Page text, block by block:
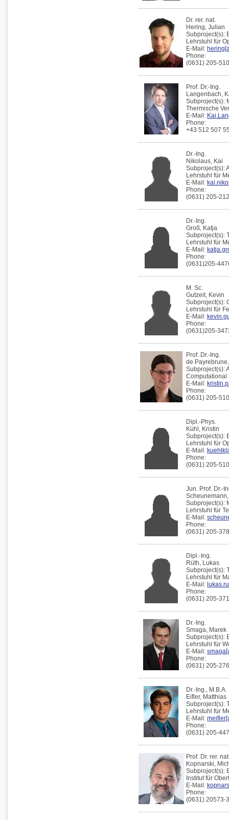
Dr. rer. nat.
Hering, Julian
Subproject(s):
Lehrstuhl für
E-Mail:
Phone:
(0631) 205-
Prof. Dr.-Ing.
Langenbach,
Subproject(s):
Thermische
E-Mail:
Phone:
+43 512 507
Dr.-Ing.
Nikolaus, Kai
Subproject(s):
Lehrstuhl für
E-Mail:
Phone:
(0631) 205-
Dr.-Ing.
Groß, Katja
Subproject(s):
Lehrstuhl für
E-Mail:
Phone:
(0631)205-
M. Sc.
Gutzeit, Kevin
Subproject(s):
Lehrstuhl für
E-Mail:
Phone:
(0631)205-
Prof. Dr.-Ing.
de
Subproject(s):
Computational
E-Mail:
Phone:
(0631) 205-
Dipl.-Phys.
Kühl, Kristin
Subproject(s):
Lehrstuhl für
E-Mail:
Phone:
(0631) 205-
Jun. Prof. Dr.-
Subproject(s):
Lehrstuhl für
E-Mail:
Phone:
(0631) 205-
Dipl.-Ing.
Rüth, Lukas
Subproject(s):
Lehrstuhl für
E-Mail:
Phone:
(0631) 205-
Dr.-Ing.
Smaga, Marek
Subproject(s):
Lehrstuhl für
E-Mail:
Phone:
(0631) 205-
Dr.-Ing., M.B.A.
Eifler, Matthias
Subproject(s):
Lehrstuhl für
E-Mail:
Phone:
(0631) 205-
Prof. Dr. rer.
Kopnarski,
Subproject(s):
Institut für
E-Mail:
Phone:
(0631) 20573-